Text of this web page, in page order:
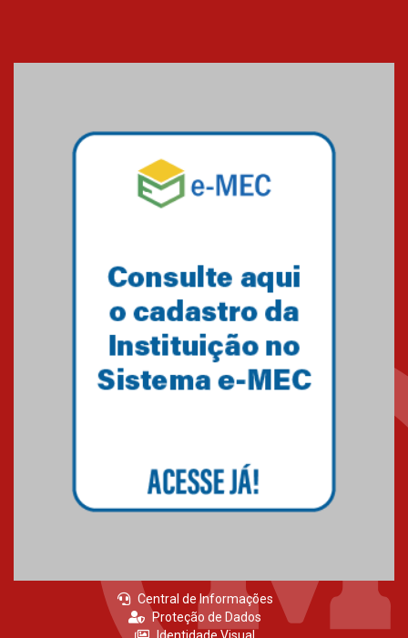
XIII Fórum de Aprendizagem
Transformadora reúne
docentes para debater
inovação e desafios da
Professora do Mackenzie é
finalista do Prêmio Jabuti com
obra sobre ética e arquitetura
contemporânea
internacionais
03.08.2026
Central de Informações
Proteção de Dados